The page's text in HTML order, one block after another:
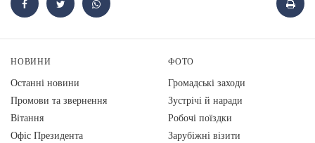
НОВИНИ
Останні новини
Промови та звернення
Вiтання
Офіс Президента
ФОТО
Громадські заходи
Зустрічі й наради
Робочі поїздки
Зарубіжні візити